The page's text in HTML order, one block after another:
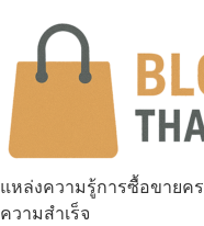
แหล่งความรู้การซื้อขายค
ความสำเร็จ